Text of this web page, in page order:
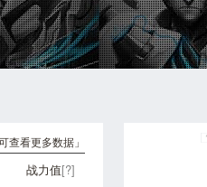
查看更多数据」
战力值[?]